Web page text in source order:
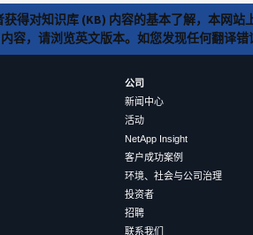
获得对知识库 (KB) 内容的基本了解，本网
容，请浏览英文版本。如您发现任何翻译
公司
新闻中心
活动
NetApp Insight
客户成功案例
环境、社会与公司治理
投资者
招聘
联系我们